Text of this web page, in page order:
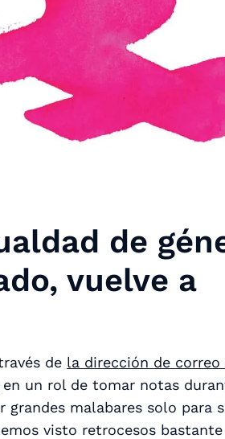
de
vuelve a
de la dirección de
en un rol de tomar notas
malabares solo para
visto retrocesos